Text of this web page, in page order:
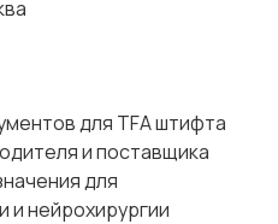
для TFA штифта
и поставщика
для
и нейрохирургии